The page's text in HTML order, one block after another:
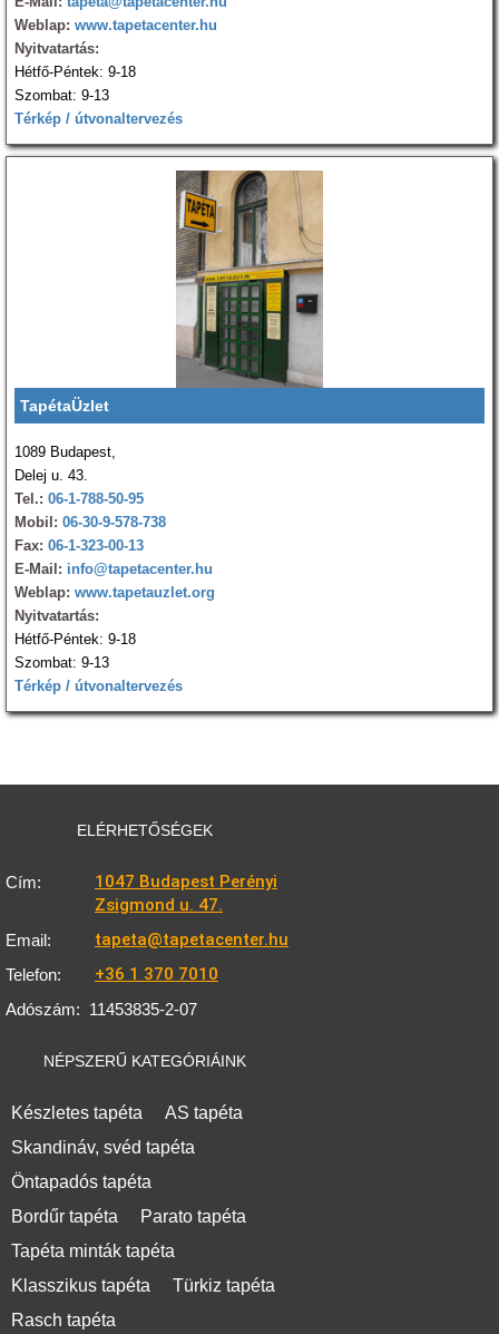
Weblap: www.tapetacenter.hu
Nyitvatartás:
Hétfő-Péntek: 9-18
Szombat: 9-13
Térkép / útvonaltervezés
TapétaÜzlet
1089 Budapest,
Delej u. 43.
Tel.: 06-1-788-50-95
Mobil: 06-30-9-578-738
Fax: 06-1-323-00-13
E-Mail: info@tapetacenter.hu
Weblap: www.tapetauzlet.org
Nyitvatartás:
Hétfő-Péntek: 9-18
Szombat: 9-13
Térkép / útvonaltervezés
ELÉRHETŐSÉGEK
Cím:
1047 Budapest Perényi
Zsigmond u. 47.
Email: tapeta@tapetacenter.hu
Telefon: +36 1 370 7010
Adószám: 11453835-2-07
NÉPSZERŰ KATEGÓRIÁINK
Készletes tapéta
AS tapéta
Skandináv, svéd tapéta
Öntapadós tapéta
Bordűr tapéta
Parato tapéta
Tapéta minták tapéta
Klasszikus tapéta
Türkiz tapéta
Rasch tapéta